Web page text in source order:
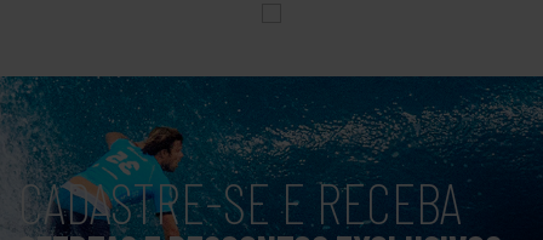
CADASTRE-SE E RECEBA